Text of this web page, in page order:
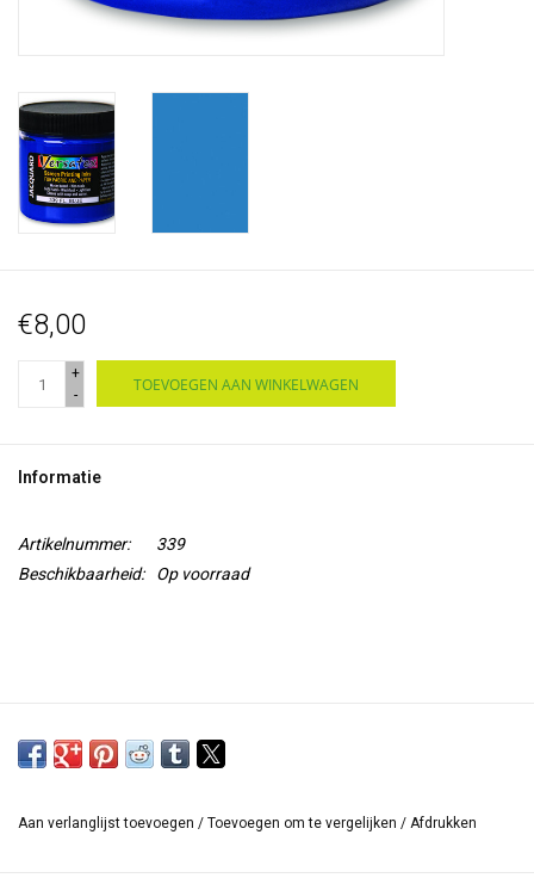
€8,00
+
-
TOEVOEGEN AAN WINKELWAGEN
Informatie
Artikelnummer:
339
Beschikbaarheid:
Op voorraad
Aan verlanglijst toevoegen / Toevoegen om te vergelijken / Afdrukken